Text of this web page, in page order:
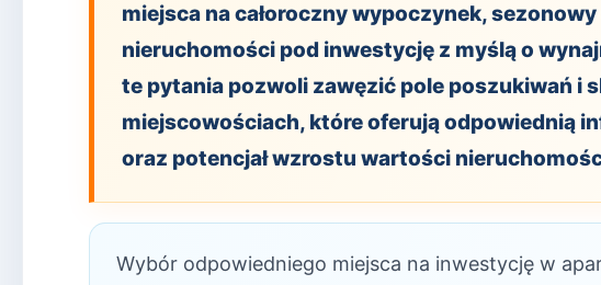
miejsca na całoroczny wypoczynek,
nieruchomości pod inwestycję z myślą o
te pytania pozwoli zawęzić pole poszukiwań i
miejscowościach, które oferują odpowiednią
oraz potencjał wzrostu wartości
Wybór odpowiedniego miejsca na inwestycję w